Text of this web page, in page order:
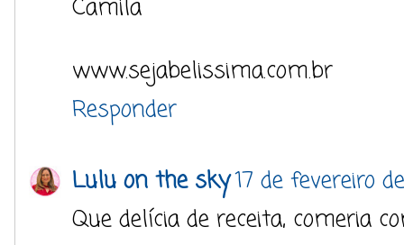
Camila
www.sejabelissima.com.br
Responder
Lulu on the sky17 de fevereiro
Que delícia de receita, comeria